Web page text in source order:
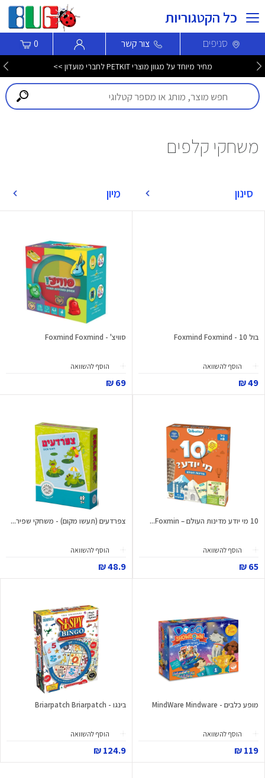
כל הקטגוריות
סניפים צור קשר 0
מחיר מיוחד על מגוון מוצרי PETKIT לחברי מועדון >>
משחקי קלפים
סינון מיון
בול 10 - Foxmind Foxmind
הוסף להשוואה
49 ₪
סוויצ' - Foxmind Foxmind
הוסף להשוואה
69 ₪
10 מי יודע מדינות העולם – Foxmin...
הוסף להשוואה
65 ₪
צפרדעים (תעשו מקום) - משחקי שפיר...
הוסף להשוואה
48.9 ₪
מופע כלבים - MindWare Mindware
הוסף להשוואה
119 ₪
בינגו - Briarpatch Briarpatch
הוסף להשוואה
124.9 ₪